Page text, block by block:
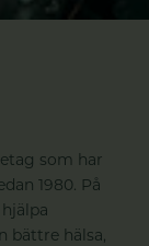
som har
1980. På
bättre hälsa,